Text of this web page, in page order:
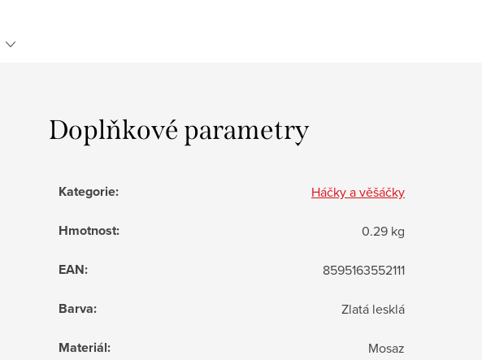
Doplňkové parametry
Kategorie: Háčky a věšáčky
Hmotnost: 0.29 kg
EAN: 8595163552111
Barva: Zlatá lesklá
Materiál: Mosaz